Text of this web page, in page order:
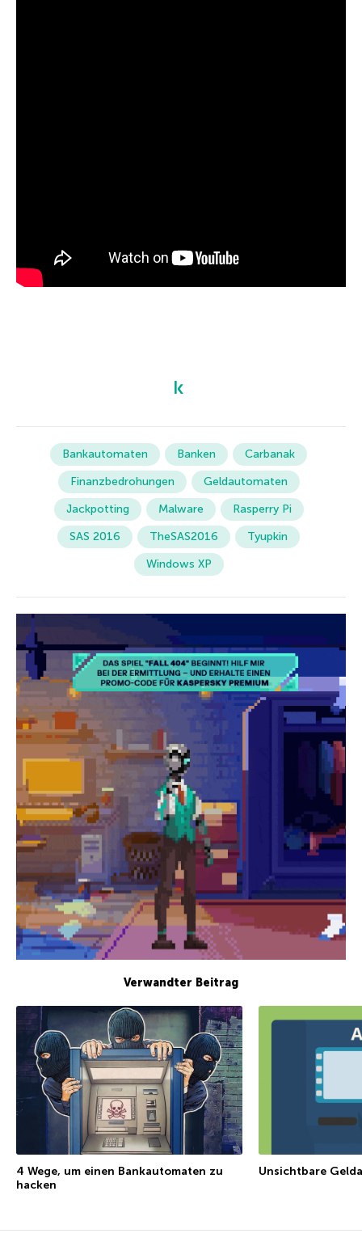
Bankautomaten Banken
Carbanak
Finanzbedrohungen
Geldautomaten
Jackpotting
Malware
Rasperry Pi
SAS 2016
TheSAS2016
Tyupkin
Windows XP
Verwandter Beitrag
4 Wege, um einen Bankautomaten zu
hacken
Unsichtbare